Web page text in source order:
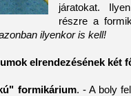
járatokat.
részre a
ilyenkor is kell!
elrendezésének két
formikárium. - A boly